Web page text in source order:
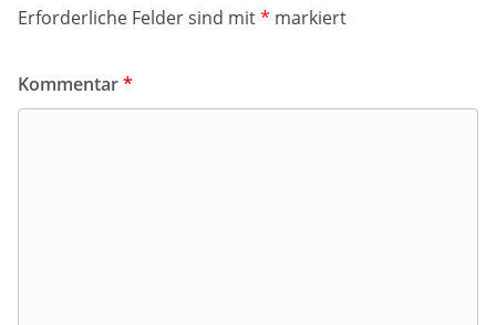
Erforderliche Felder sind mit* markiert
Kommentar*